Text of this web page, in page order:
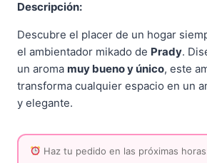
Descripción:
Descubre el placer de un hogar
el ambientador mikado de Prady.
un aroma muy bueno y único, este
transforma cualquier espacio en un
y elegante.
Haz tu pedido en las próximas